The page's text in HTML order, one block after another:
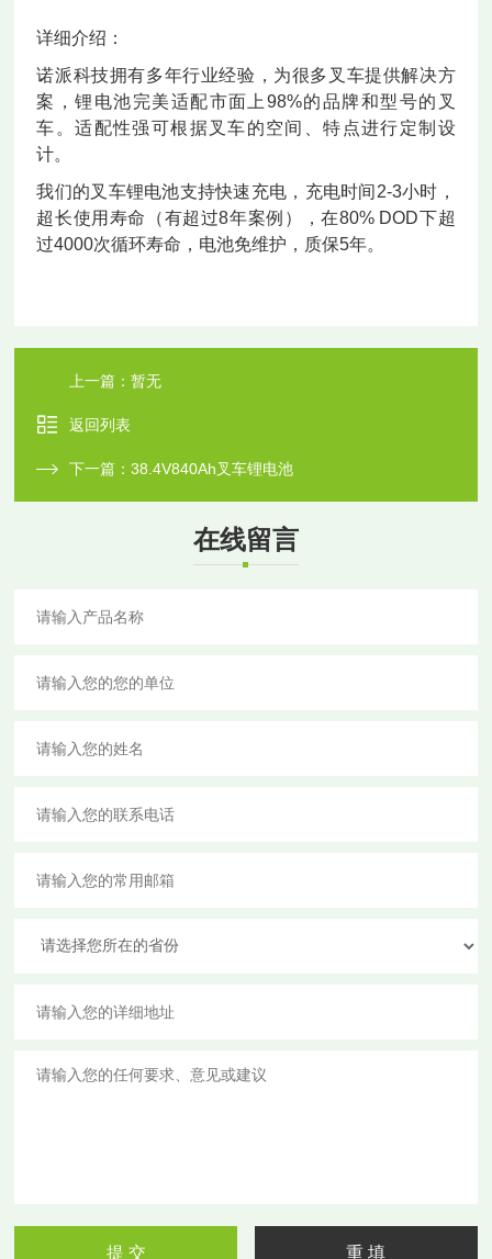
详细介绍：
诺派科技拥有多年行业经验，为很多叉车提供解决方
案，锂电池完美适配市面上98%的品牌和型号的叉
车。适配性强可根据叉车的空间、特点进行定制设
计。
我们的叉车锂电池支持快速充电，充电时间2-3小时，
超长使用寿命（有超过8年案例），在80% DOD下超
过4000次循环寿命，电池免维护，质保5年。
上一篇：暂无
返回列表
下一篇：38.4V840Ah叉车锂电池
在线留言